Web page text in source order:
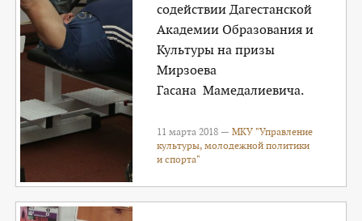
содействии Дагестанской
Академии Образования и
Культуры на призы
Мирзоева
Гасана Мамедалиевича.
11 марта 2018 —МКУ "Управление
культуры, молодежной политики
и спорта"